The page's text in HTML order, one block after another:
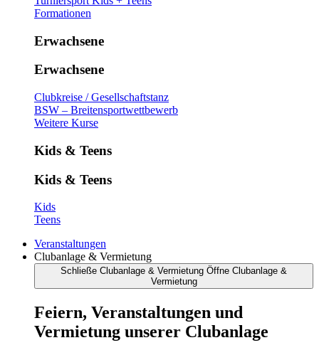
Formationen
Erwachsene
Erwachsene
Clubkreise / Gesellschaftstanz
BSW – Breitensportwettbewerb
Weitere Kurse
Kids & Teens
Kids & Teens
Kids
Teens
Veranstaltungen
Clubanlage & Vermietung
Schließe Clubanlage & Vermietung Öffne Clubanlage &
Vermietung
Feiern, Veranstaltungen und
Vermietung unserer Clubanlage